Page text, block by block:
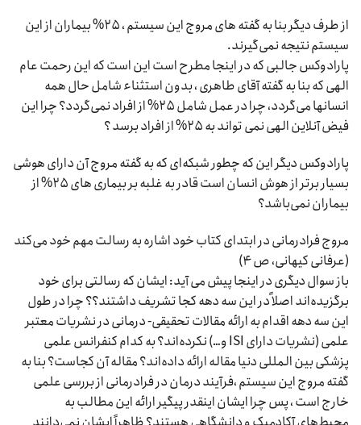
از طرف دیگر بنا به گفته های مروج این سیستم ، ۲۵% بیماران از این
سیستم نتیجه نمی‌گیرند.
پارادوکس جالبی که در اینجا مطرح است این است که این رحمت عام
الهی که بنا به گفته آقای طاهری ، بدون استثناء شامل حال همه
انسانها می‌گردد، چرا در عمل شامل ۲۵% از افراد نمی‌گردد؟ چرا این
فیض آنلاین الهی نمی تواند به ۲۵% از افراد برسد ؟
پارادوکس دیگر این که چطور شبکه‌ای که به گفته مروج آن دارای هوشی
بسیار برتر از هوش انسان است قادر به غلبه بر بیماری های ۲۵% از
بیماران نمی‌باشد؟
مروج فرادرمانی در ابتدای کتاب خود اشاره به رسالت مهم خود می‌کند
(عرفانی کیهانی، ص ۴)
باز سوال دیگری در اینجا پیش می آید: ایشان که رسالتی برای خود
برگزیده‌اند اصلاً در این سه دهه کجا تشریف داشتند؟؟ چرا در طول
این سه دهه اقدام به ارائه مقالات تحقیقی- درمانی در نشریات معتبر
علمی (نشریات دارای ISI و…) نکرده‌اند؟ به کدام کنفرانس علمی
پزشکی بین المللی دنیا مقاله ارائه داده‌اند؟ مقاله آن کجاست؟ بنا به
گفته مروج این سیستم ،فرآیند درمان در فرادرمانی از بررسی علمی
خارج است ، پس چرا ایشان اینقدر پیگیر ارائه این مطالب به